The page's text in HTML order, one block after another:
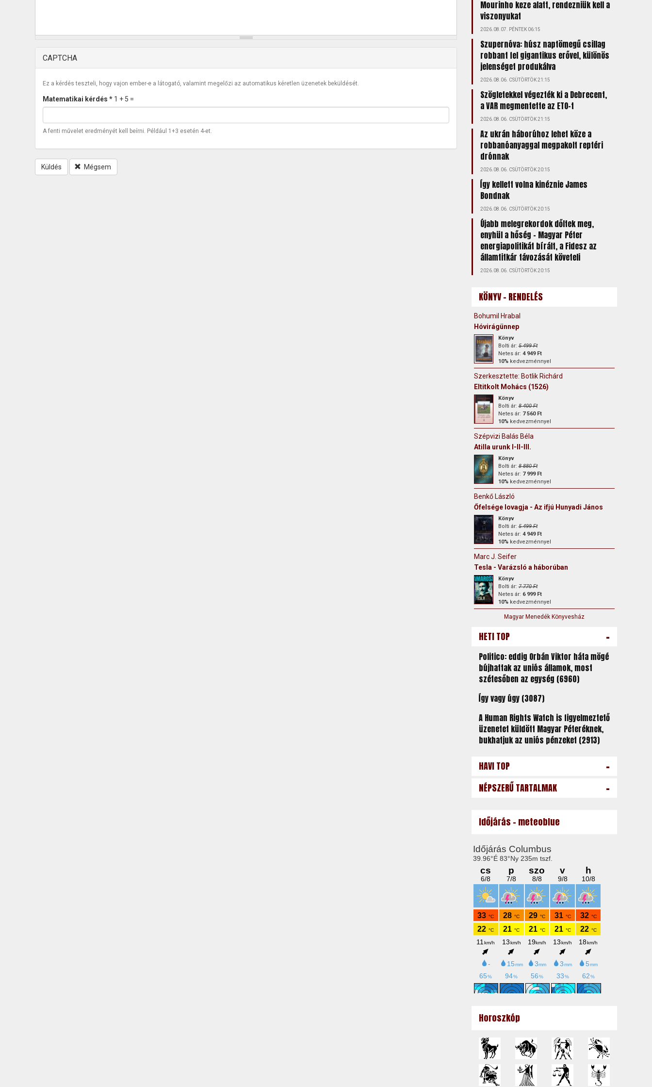
CAPTCHA
Ez a kérdés teszteli, hogy vajon ember-e a látogató, valamint megelőzi az automatikus kéretlen üzenetek beküldését.
Matematikai kérdés * 1 + 5 =
A fenti művelet eredményét kell beírni. Például 1+3 esetén 4-et.
Küldés Mégsem
Mourinho keze alatt, rendezniük kell a
viszonyukat
2026.08.07. PÉNTEK 06:15
Szupernóva: húsz naptömegű csillag
robbant fel gigantikus erővel, különös
jelenséget produkálva
2026.08.06. CSÜTÖRTÖK 21:15
Szögletekkel végezték ki a Debrecent,
a VAR megmentette az ETO-t
2026.08.06. CSÜTÖRTÖK 21:15
Az ukrán háborúhoz lehet köze a
robbanóanyaggal megpakolt reptéri
drónnak
2026.08.06. CSÜTÖRTÖK 20:15
Így kellett volna kinéznie James
Bondnak
2026.08.06. CSÜTÖRTÖK 20:15
Újabb melegrekordok dőltek meg,
enyhül a hőség – Magyar Péter
energiapolitikát bírált, a Fidesz az
államtitkár távozását követeli
2026.08.06. CSÜTÖRTÖK 20:15
KÖNYV - RENDELÉS
Bohumil Hrabal
Hóvirágünnep
Könyv
Bolti ár:5 499 Ft
Netes ár: 4 949 Ft
10%kedvezménnyel
Szerkesztette: Botlik Richárd
Eltitkolt Mohács (1526)
Könyv
Bolti ár:8 400 Ft
Netes ár: 7 560 Ft
10%kedvezménnyel
Szépvizi Balás Béla
Atilla urunk I-II-III.
Könyv
Bolti ár:8 880 Ft
Netes ár: 7 999 Ft
10%kedvezménnyel
Benkő László
Őfelsége lovagja - Az ifjú Hunyadi János
Könyv
Bolti ár:5 499 Ft
Netes ár: 4 949 Ft
10%kedvezménnyel
Marc J. Seifer
Tesla - Varázsló a háborúban
Könyv
Bolti ár:7 770 Ft
Netes ár: 6 999 Ft
10%kedvezménnyel
Magyar Menedék Könyvesház
HETI TOP -
Politico: eddig Orbán Viktor háta mögé
bújhattak az uniós államok, most
szétesőben az egység (6960)
Így vagy úgy (3087)
A Human Rights Watch is figyelmeztető
üzenetet küldött Magyar Péteréknek,
bukhatjuk az uniós pénzeket (2913)
HAVI TOP -
NÉPSZERŰ TARTALMAK -
Időjárás - meteoblue
Horoszkóp